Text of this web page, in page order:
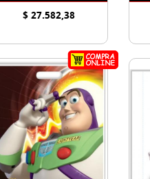
$ 27.582,38